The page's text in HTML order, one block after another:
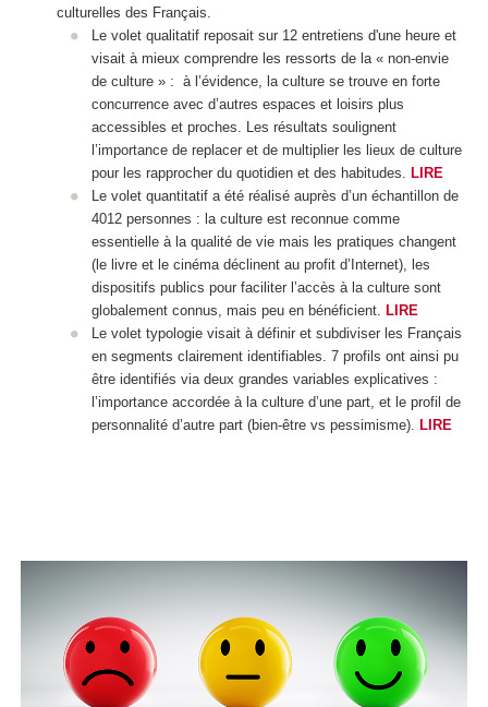
culturelles des Français.
Le volet qualitatif reposait sur 12 entretiens d'une heure et
visait à mieux comprendre les ressorts de la « non-envie
de culture » : à l’évidence, la culture se trouve en forte
concurrence avec d’autres espaces et loisirs plus
accessibles et proches. Les résultats soulignent
l’importance de replacer et de multiplier les lieux de culture
pour les rapprocher du quotidien et des habitudes.
LIRE
Le volet quantitatif a été réalisé auprès d’un échantillon de
4012 personnes : la culture est reconnue comme
essentielle à la qualité de vie mais les pratiques changent
(le livre et le cinéma déclinent au profit d’Internet), les
dispositifs publics pour faciliter l’accès à la culture sont
globalement connus, mais peu en bénéficient.
LIRE
Le volet typologie visait à définir et subdiviser les Français
en segments clairement identifiables. 7 profils ont ainsi pu
être identifiés via deux grandes variables explicatives :
l’importance accordée à la culture d’une part, et le profil de
personnalité d’autre part (bien-être vs pessimisme).
LIRE